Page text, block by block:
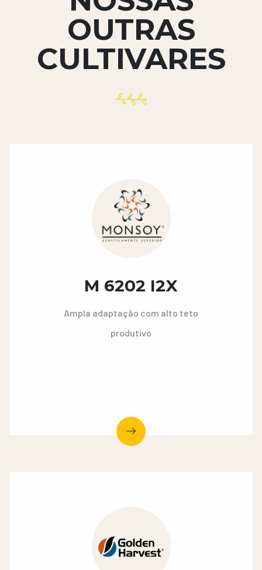
OUTRAS
CULTIVARES
M 6202 I2X
Ampla adaptação com alto teto
produtivo